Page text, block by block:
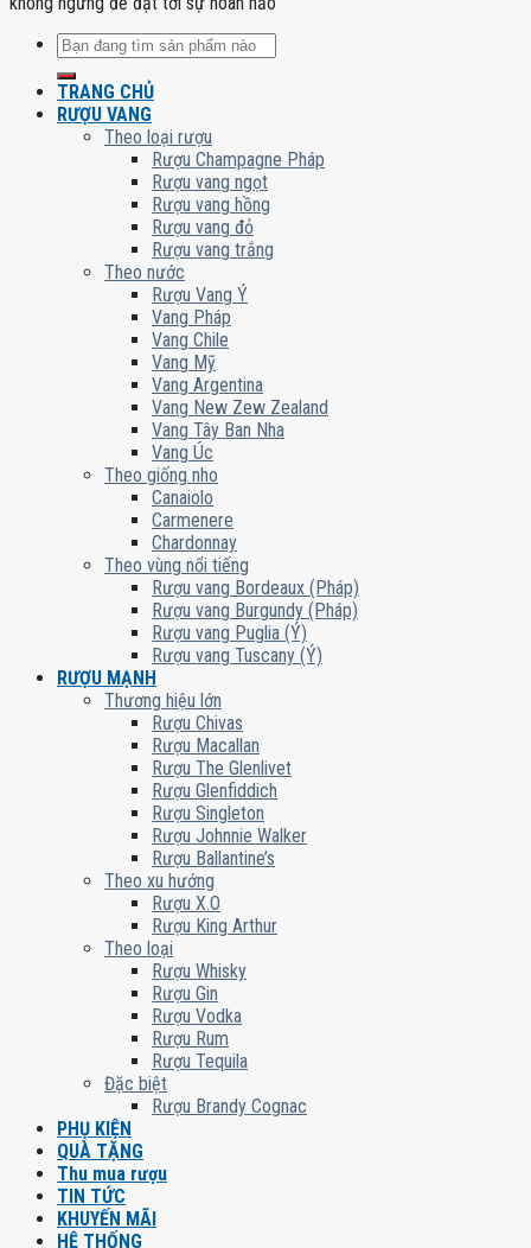
Tìm
kiếm:
TRANG CHỦ
RƯỢU VANG
Theo loại rượu
Rượu Champagne Pháp
Rượu vang ngọt
Rượu vang hồng
Rượu vang đỏ
Rượu vang trắng
Theo nước
Rượu Vang Ý
Vang Pháp
Vang Chile
Vang Mỹ
Vang Argentina
Vang New Zew Zealand
Vang Tây Ban Nha
Vang Úc
Theo giống nho
Canaiolo
Carmenere
Chardonnay
Theo vùng nổi tiếng
Rượu vang Bordeaux (Pháp)
Rượu vang Burgundy (Pháp)
Rượu vang Puglia (Ý)
Rượu vang Tuscany (Ý)
RƯỢU MẠNH
Thương hiệu lớn
Rượu Chivas
Rượu Macallan
Rượu The Glenlivet
Rượu Glenfiddich
Rượu Singleton
Rượu Johnnie Walker
Rượu Ballantine’s
Theo xu hướng
Rượu X.O
Rượu King Arthur
Theo loại
Rượu Whisky
Rượu Gin
Rượu Vodka
Rượu Rum
Rượu Tequila
Đặc biệt
Rượu Brandy Cognac
PHỤ KIỆN
QUÀ TẶNG
Thu mua rượu
TIN TỨC
KHUYẾN MÃI
HỆ THỐNG